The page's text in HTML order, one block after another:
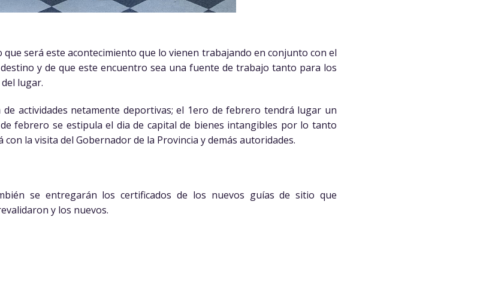
que será este acontecimiento que lo vienen trabajando en conjunto con el
y de que este encuentro sea una fuente de trabajo tanto para los
lugar.
actividades netamente deportivas; el 1ero de febrero tendrá lugar un
febrero se estipula el dia de capital de bienes intangibles por lo tanto
la visita del Gobernador de la Provincia y demás autoridades.
se entregarán los certificados de los nuevos guías de sitio que
y los nuevos.